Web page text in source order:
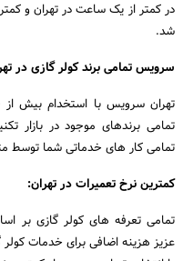
شد.
سرویس تمامی برند کولر گازی در
تمامی برندهای موجود در بازار
تمامی کار های خدماتی شما توسط
کمترین نرخ تعمیرات در تهران:
تمامی تعرفه های کولر گازی بر
عزیز هزینه اضافی برای خدمات